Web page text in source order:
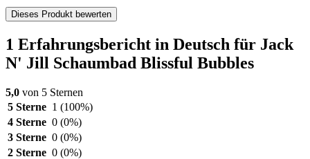
Dieses Produkt bewerten
1 Erfahrungsbericht in Deutsch für Jack
N' Jill Schaumbad Blissful Bubbles
5,0 von 5 Sternen
5 Sterne 1 (100%)
4 Sterne 0 (0%)
3 Sterne 0 (0%)
2 Sterne 0 (0%)